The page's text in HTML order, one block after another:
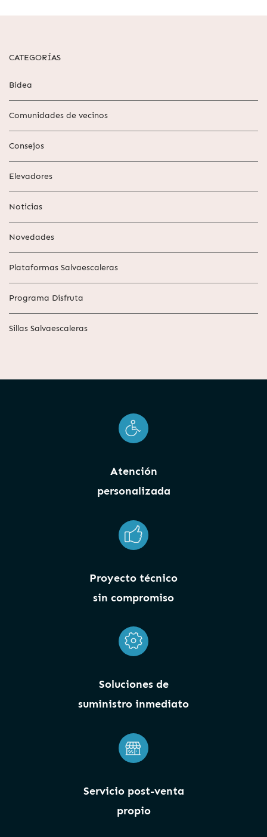
CATEGORÍAS
Bidea
Comunidades de vecinos
Consejos
Elevadores
Noticias
Novedades
Plataformas Salvaescaleras
Programa Disfruta
Sillas Salvaescaleras
Atención
personalizada
Proyecto técnico
sin compromiso
Soluciones de
suministro inmediato
Servicio post-venta
propio